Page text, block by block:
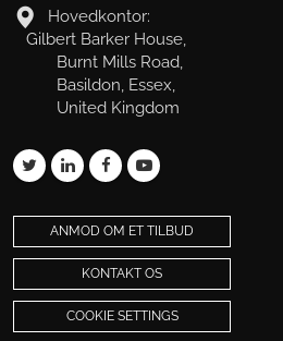
Hovedkontor:
Gilbert Barker House,
Burnt Mills Road,
Basildon, Essex,
United Kingdom
ANMOD OM ET TILBUD
KONTAKT OS
COOKIE SETTINGS